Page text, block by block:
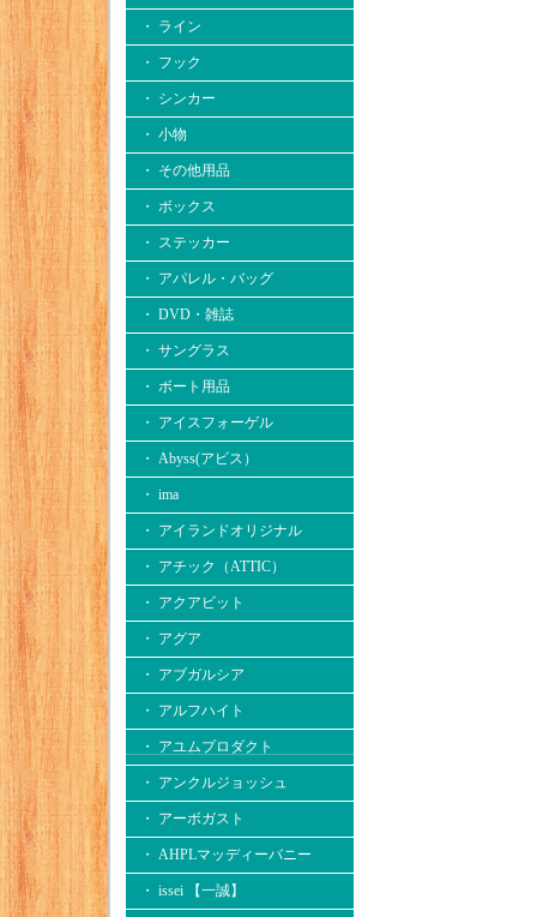
・ ライン
・ フック
・ シンカー
・ 小物
・ その他用品
・ ボックス
・ ステッカー
・ アパレル・バッグ
・ DVD・雑誌
・ サングラス
・ ボート用品
・ アイスフォーゲル
・ Abyss(アビス）
・ ima
・ アイランドオリジナル
・ アチック（ATTIC）
・ アクアビット
・ アグア
・ アブガルシア
・ アルフハイト
・ アユムプロダクト
・ アンクルジョッシュ
・ アーボガスト
・ AHPLマッディーバニー
・ issei 【一誠】